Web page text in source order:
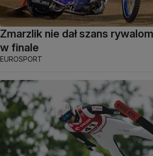
Zmarzlik nie dał szans
w finale
EUROSPORT